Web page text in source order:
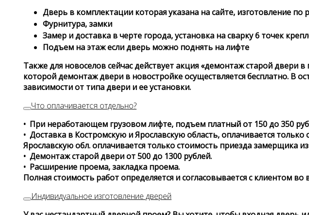
Дверь в комплектации которая указана на сайте, изготовление
Фурнитура, замки
Замер и доставка в черте города, установка на сварку 6 точек
Подъем на этаж если дверь можно поднять на лифте
Также для новоселов сейчас действует акция «демонтаж старой двери
которой демонтаж двери в новостройке осуществляется бесплатно. В
зависимости от типа двери и ее установки.
Что оплачивается отдельно?
• При неработающем грузовом лифте, подъем платный от 150 до 350
• Доставка в Костромскую и Ярославскую область, оплачивается
Ярославскую обл. оплачивается только стоимость приезда замерщика
• Демонтаж старой двери от 500 до 1300 рублей.
• Расширение проема, закладка проема.
Полная стоимость работ определяется и согласовывается с клиентом во
Индивидуальное изготовление дверей